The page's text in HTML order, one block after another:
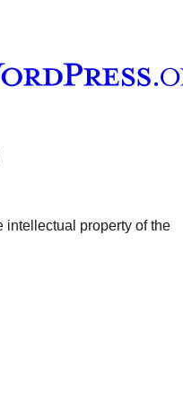
intellectual property of the